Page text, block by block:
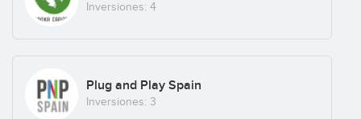
Spain (+1)
Inversiones: 4
Plug and Play Spain
Inversiones: 3